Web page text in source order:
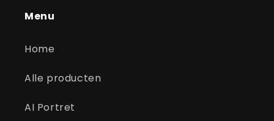
Menu
Home
Alle producten
AI Portret